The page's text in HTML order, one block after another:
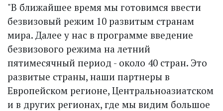
"В ближайшее время мы готовимся ввести
безвизовый режим 10 развитым странам
мира. Далее у нас в программе введение
безвизового режима на летний
пятимесячный период - около 40 стран. Это
развитые страны, наши партнеры в
Европейском регионе, Центральноазиатском
и в других регионах, где мы видим большое